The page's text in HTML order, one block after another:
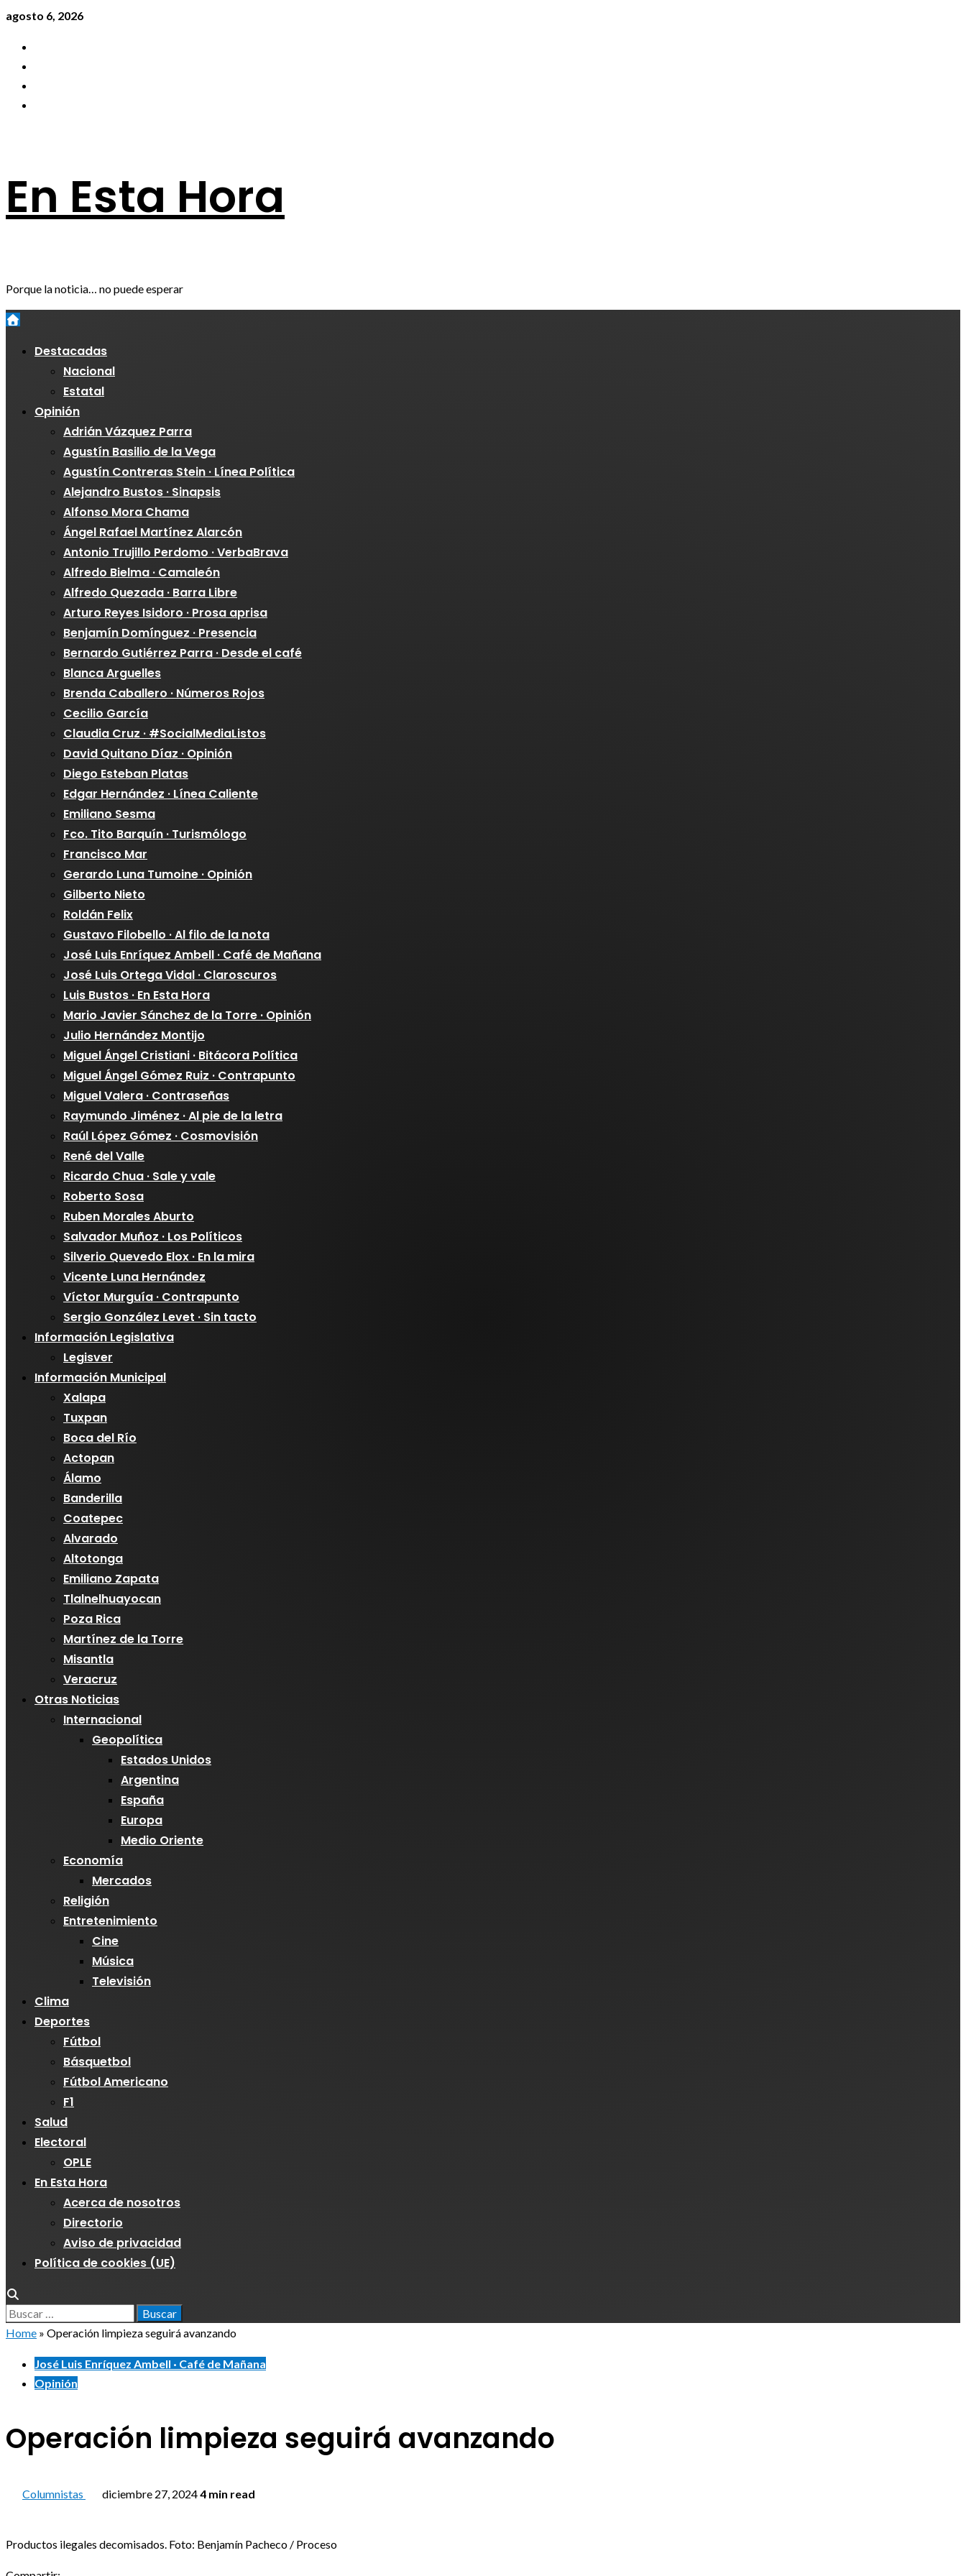
agosto 6, 2026
En Esta Hora
Porque la noticia… no puede esperar
Destacadas
Nacional
Estatal
Opinión
Adrián Vázquez Parra
Agustín Basilio de la Vega
Agustín Contreras Stein · Línea Política
Alejandro Bustos · Sinapsis
Alfonso Mora Chama
Ángel Rafael Martínez Alarcón
Antonio Trujillo Perdomo · VerbaBrava
Alfredo Bielma · Camaleón
Alfredo Quezada · Barra Libre
Arturo Reyes Isidoro · Prosa aprisa
Benjamín Domínguez · Presencia
Bernardo Gutiérrez Parra · Desde el café
Blanca Arguelles
Brenda Caballero · Números Rojos
Cecilio García
Claudia Cruz · #SocialMediaListos
David Quitano Díaz · Opinión
Diego Esteban Platas
Edgar Hernández · Línea Caliente
Emiliano Sesma
Fco. Tito Barquín · Turismólogo
Francisco Mar
Gerardo Luna Tumoine · Opinión
Gilberto Nieto
Roldán Felix
Gustavo Filobello · Al filo de la nota
José Luis Enríquez Ambell · Café de Mañana
José Luis Ortega Vidal · Claroscuros
Luis Bustos · En Esta Hora
Mario Javier Sánchez de la Torre · Opinión
Julio Hernández Montijo
Miguel Ángel Cristiani · Bitácora Política
Miguel Ángel Gómez Ruiz · Contrapunto
Miguel Valera · Contraseñas
Raymundo Jiménez · Al pie de la letra
Raúl López Gómez · Cosmovisión
René del Valle
Ricardo Chua · Sale y vale
Roberto Sosa
Ruben Morales Aburto
Salvador Muñoz · Los Políticos
Silverio Quevedo Elox · En la mira
Vicente Luna Hernández
Víctor Murguía · Contrapunto
Sergio González Levet · Sin tacto
Información Legislativa
Legisver
Información Municipal
Xalapa
Tuxpan
Boca del Río
Actopan
Álamo
Banderilla
Coatepec
Alvarado
Altotonga
Emiliano Zapata
Tlalnelhuayocan
Poza Rica
Martínez de la Torre
Misantla
Veracruz
Otras Noticias
Internacional
Geopolítica
Estados Unidos
Argentina
España
Europa
Medio Oriente
Economía
Mercados
Religión
Entretenimiento
Cine
Música
Televisión
Clima
Deportes
Fútbol
Básquetbol
Fútbol Americano
F1
Salud
Electoral
OPLE
En Esta Hora
Acerca de nosotros
Directorio
Aviso de privacidad
Política de cookies (UE)
Home » Operación limpieza seguirá avanzando
José Luis Enríquez Ambell · Café de Mañana
Opinión
Operación limpieza seguirá avanzando
Columnistas diciembre 27, 20244 min read
Productos ilegales decomisados. Foto: Benjamín Pacheco / Proceso